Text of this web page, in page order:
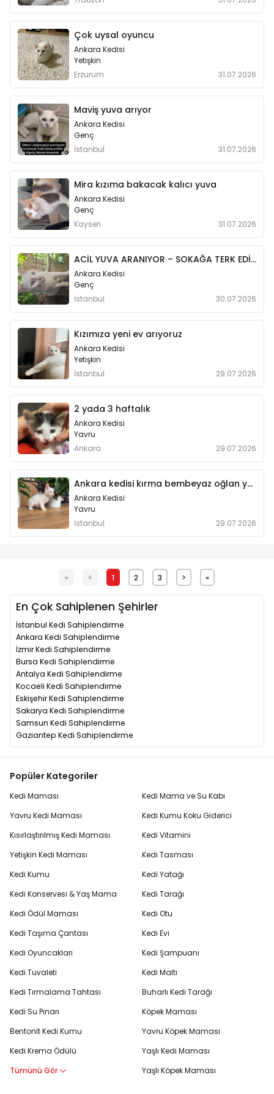
Çok uysal oyuncu
Ankara Kedisi
Yetişkin
Erzurum
31.07.2026
Maviş yuva arıyor
Ankara Kedisi
Genç
İstanbul
31.07.2026
Mira kızıma bakacak kalıcı yuva
Ankara Kedisi
Genç
Kayseri
31.07.2026
ACİL YUVA ARANIYOR – SOKAĞA TERK EDİLMİŞ ANKARA KEDİSİ 🏡
Ankara Kedisi
Genç
İstanbul
30.07.2026
Kızımıza yeni ev arıyoruz
Ankara Kedisi
Yetişkin
İstanbul
29.07.2026
2 yada 3 haftalık
Ankara Kedisi
Yavru
Ankara
29.07.2026
Ankara kedisi kırma bembeyaz oğlan yavru
Ankara Kedisi
Yavru
İstanbul
29.07.2026
« < 1 2 3 > »
En Çok Sahiplenen Şehirler
İstanbul Kedi Sahiplendirme
Ankara Kedi Sahiplendirme
İzmir Kedi Sahiplendirme
Bursa Kedi Sahiplendirme
Antalya Kedi Sahiplendirme
Kocaeli Kedi Sahiplendirme
Eskişehir Kedi Sahiplendirme
Sakarya Kedi Sahiplendirme
Samsun Kedi Sahiplendirme
Gaziantep Kedi Sahiplendirme
Popüler Kategoriler
Kedi Maması
Yavru Kedi Maması
Kısırlaştırılmış Kedi Maması
Yetişkin Kedi Maması
Kedi Kumu
Kedi Konservesi & Yaş Mama
Kedi Ödül Maması
Kedi Taşıma Çantası
Kedi Oyuncakları
Kedi Tuvaleti
Kedi Tırmalama Tahtası
Kedi Su Pınarı
Bentonit Kedi Kumu
Kedi Krema Ödülü
Tümünü Gör
Kedi Mama ve Su Kabı
Kedi Kumu Koku Giderici
Kedi Vitamini
Kedi Tasması
Kedi Yatağı
Kedi Tarağı
Kedi Otu
Kedi Evi
Kedi Şampuanı
Kedi Maltı
Buharlı Kedi Tarağı
Köpek Maması
Yavru Köpek Maması
Yaşlı Kedi Maması
Yaşlı Köpek Maması